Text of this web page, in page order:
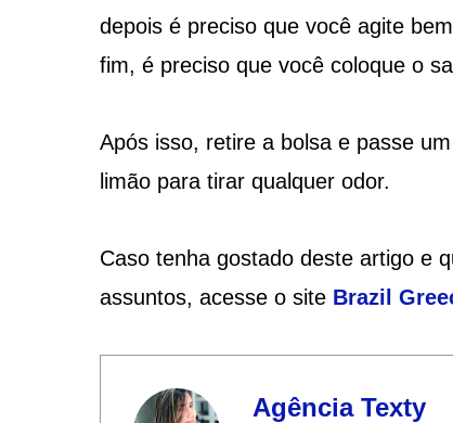
depois é preciso que você agite
fim, é preciso que você coloque o
Após isso, retire a bolsa e passe
limão para tirar qualquer odor.
Caso tenha gostado deste artigo e
assuntos, acesse o site Brazil
Agência Texty